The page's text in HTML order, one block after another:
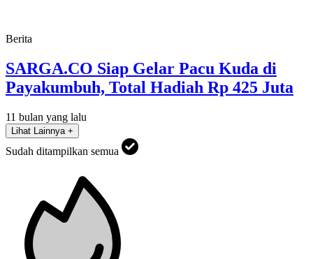
Berita
SARGA.CO Siap Gelar Pacu Kuda di
Payakumbuh, Total Hadiah Rp 425 Juta
11 bulan yang lalu
Lihat Lainnya +
Sudah ditampilkan semua